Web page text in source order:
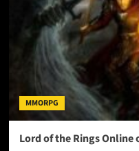
объявили
вместе
с
публикацией
нового
трейлера
MMORPG
Lord of the Rings